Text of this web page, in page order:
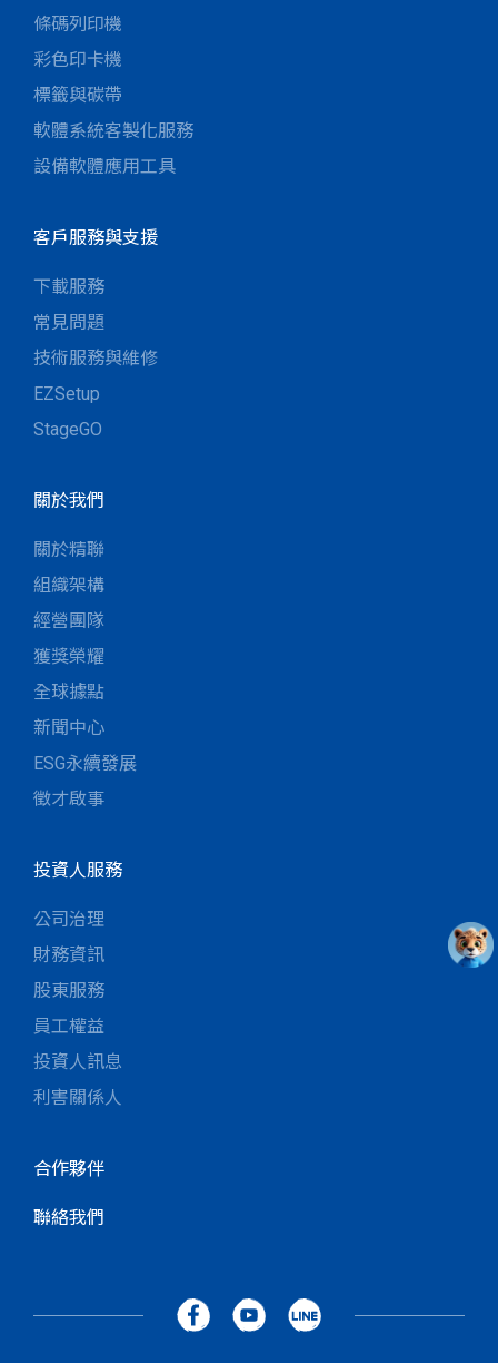
條碼列印機
彩色印卡機
標籤與碳帶
軟體系統客製化服務
設備軟體應用工具
客戶服務與支援
下載服務
常見問題
技術服務與維修
EZSetup
StageGO
關於我們
關於精聯
組織架構
經營團隊
獲獎榮耀
全球據點
新聞中心
ESG永續發展
徵才啟事
投資人服務
公司治理
財務資訊
股東服務
員工權益
投資人訊息
利害關係人
合作夥伴
聯絡我們